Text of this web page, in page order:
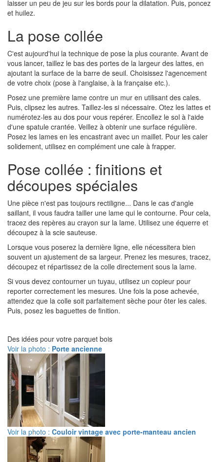
laisser un peu de jeu sur les bords pour la dilatation. Puis, poncez
et huilez.
La pose collée
C'est aujourd'hui la technique de pose la plus courante. Avant de
vous lancer, taillez le bas des portes de la largeur des lattes, en
ajoutant la surface de la barre de seuil. Choisissez l'agencement
de votre choix (pose à l'anglaise, à la française etc.).
Posez une première lame contre un mur en utilisant des cales.
Puis, clipsez les autres. Taillez-les si nécessaire. Otez les lattes et
numérotez-les au dos pour vous repérer. Encollez le sol à l'aide
d'une spatule crantée. Veillez à obtenir une surface régulière.
Posez les lames en les encastrant avec un maillet. Pour les caler
solidement, utilisez en complément une cale à frapper.
Pose collée : finitions et
découpes spéciales
Une pièce n'est pas toujours rectiligne... Dans le cas d'angle
saillant, il vous faudra tailler une lame qui le contourne. Pour cela,
tracez des repères au crayon sur la lame. Utilisez une équerre et
découpez à la scie sauteuse.
Lorsque vous poserez la dernière ligne, elle nécessitera bien
souvent un ajustement de sa largeur. Prenez les mesures, tracez,
découpez et répartissez de la colle directement sous la lame.
Si vous devez contourner un tuyau, utilisez un copieur pour
reporter correctement les mesures. Une fois la pose achevée,
attendez que la colle soit parfaitement sèche pour ôter les cales.
Puis, posez les baguettes de finition.
Des idées pour votre parquet bois
Voir la photo : Porte ancienne
Voir la photo : Couloir vintage avec porte-manteau ancien